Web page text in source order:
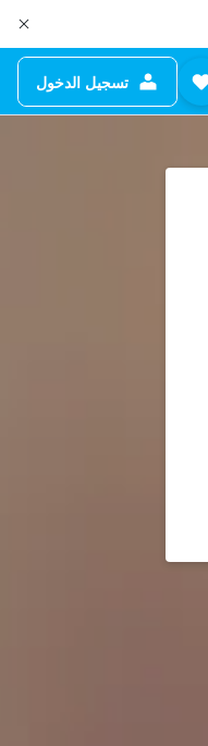
تسجيل الدخول